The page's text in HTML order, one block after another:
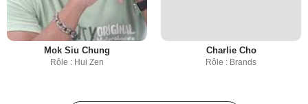
Mok Siu Chung
Rôle : Hui Zen
Charlie Cho
Rôle : Brands